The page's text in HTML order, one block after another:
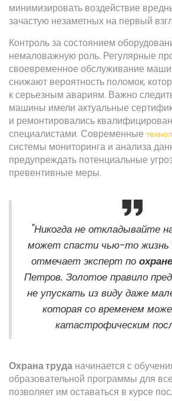
минимизировать воздействие
зачастую незаметных на первый
Контроль за состоянием
немаловажную роль. Регулярные
своевременное обслуживание
снижают вероятность поломок,
к серьезным авариям. Важно
машины имели актуальные
и ремонтировались
специалистами. Современные
системы мониторинга и анализа
предупреждать потенциальные
превентивные меры.
"Никогда не откладывайте
может спасти чью-то жизнь
отмечает эксперт по
Петров. Золотое правило
не упускать из виду даже
которая со временем
катастрофическим
Охрана труда начинается с
образовательной программы для
позволяет им оставаться в курсе